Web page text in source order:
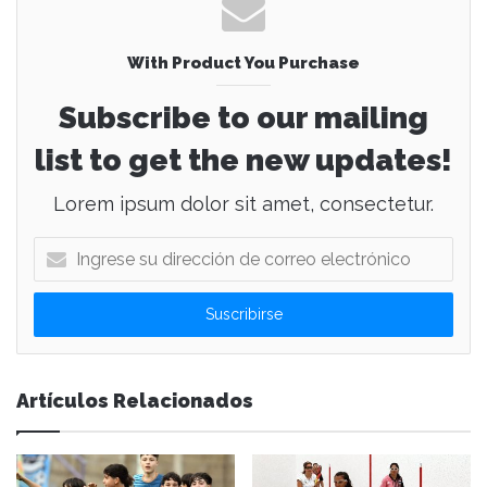
With Product You Purchase
Subscribe to our mailing
list to get the new updates!
Lorem ipsum dolor sit amet, consectetur.
g
e
s
u
d
i
Artículos Relacionados